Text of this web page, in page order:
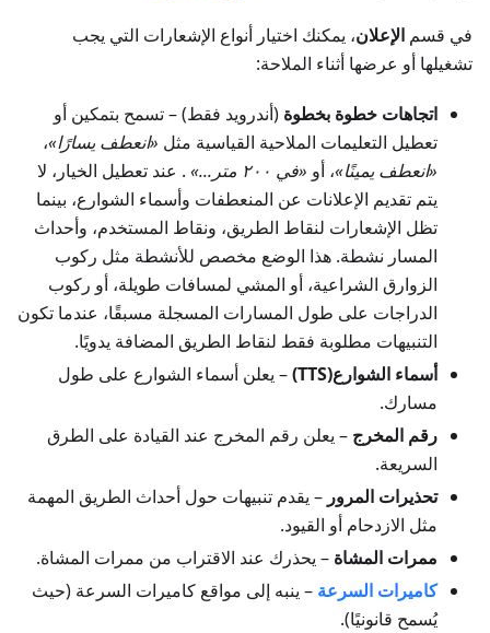
في قسم الإعلان، يمكنك اختيار أنواع الإشعارات التي يجب
تشغيلها أو عرضها أثناء الملاحة:
اتجاهات خطوة بخطوة (أندرويد فقط) – تسمح بتمكين أو
تعطيل التعليمات الملاحية القياسية مثل «انعطف يسارًا»،
«انعطف يمينًا»، أو «في ٢٠٠ متر...»
. عند تعطيل الخيار، لا
يتم تقديم الإعلانات عن المنعطفات وأسماء الشوارع، بينما
تظل الإشعارات لنقاط الطريق، ونقاط المستخدم، وأحداث
المسار نشطة. هذا الوضع مخصص للأنشطة مثل ركوب
الزوارق الشراعية، أو المشي لمسافات طويلة، أو ركوب
الدراجات على طول المسارات المسجلة مسبقًا، عندما تكون
التنبيهات مطلوبة فقط لنقاط الطريق المضافة يدويًا.
أسماء الشوارع(TTS)
– يعلن أسماء الشوارع على طول
مسارك.
رقم المخرج – يعلن رقم المخرج عند القيادة على الطرق
السريعة.
تحذيرات المرور – يقدم تنبيهات حول أحداث الطريق المهمة
مثل الازدحام أو القيود.
ممرات المشاة – يحذرك عند الاقتراب من ممرات المشاة.
كاميرات السرعة – ينبه إلى مواقع كاميرات السرعة (حيث
يُسمح قانونيًا).